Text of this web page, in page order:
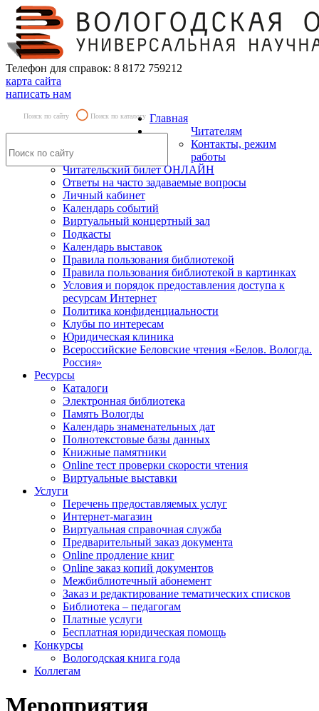
Телефон для справок: 8 8172 759212
карта сайта
написать нам
Поиск по сайту Поиск по каталогу Главная
Читателям
Контакты, режим
работы
Читательский билет ОНЛАЙН
Ответы на часто задаваемые вопросы
Личный кабинет
Календарь событий
Виртуальный концертный зал
Подкасты
Календарь выставок
Правила пользования библиотекой
Правила пользования библиотекой в картинках
Условия и порядок предоставления доступа к
ресурсам Интернет
Политика конфиденциальности
Клубы по интересам
Юридическая клиника
Всероссийские Беловские чтения «Белов. Вологда.
Россия»
Ресурсы
Каталоги
Электронная библиотека
Память Вологды
Календарь знаменательных дат
Полнотекстовые базы данных
Книжные памятники
Online тест проверки скорости чтения
Виртуальные выставки
Услуги
Перечень предоставляемых услуг
Интернет-магазин
Виртуальная справочная служба
Предварительный заказ документа
Online продление книг
Online заказ копий документов
Межбиблиотечный абонемент
Заказ и редактирование тематических списков
Библиотека – педагогам
Платные услуги
Бесплатная юридическая помощь
Конкурсы
Вологодская книга года
Коллегам
Мероприятия